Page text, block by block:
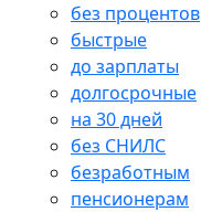
без процентов
быстрые
до зарплаты
долгосрочные
на 30 дней
без СНИЛС
безработным
пенсионерам